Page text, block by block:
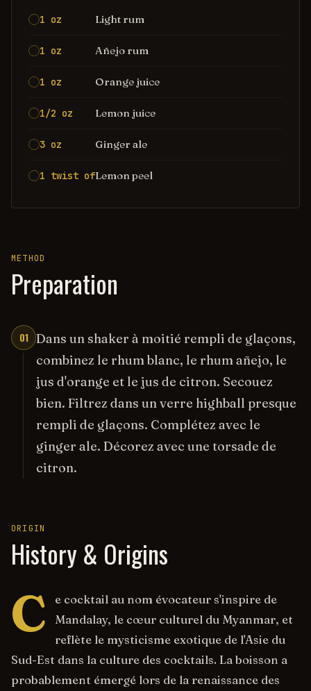
1 oz Light rum
1 oz Añejo rum
1 oz Orange juice
1/2 oz Lemon juice
3 oz Ginger ale
1 twist ofLemon peel
METHOD
Preparation
01 Dans un shaker à moitié rempli de glaçons,
combinez le rhum blanc, le rhum añejo, le
jus d'orange et le jus de citron. Secouez
bien. Filtrez dans un verre highball presque
rempli de glaçons. Complétez avec le
ginger ale. Décorez avec une torsade de
citron.
ORIGIN
History & Origins
C
e cocktail au nom évocateur s'inspire de
Mandalay, le cœur culturel du Myanmar, et
reflète le mysticisme exotique de l'Asie du
Sud-Est dans la culture des cocktails. La boisson a
probablement émergé lors de la renaissance des